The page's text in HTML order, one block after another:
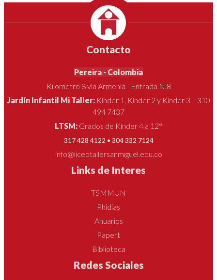
Contacto
Pereira - Colombia
Kilómetro 8 vía Armenia - Entrada N.8
Jardín Infantil Mi Taller: Kínder 1, Kínder 2 y Kínder 3 - 310
494 7437
LTSM: Grados de Kínder 4 a 12°
317 428 4122 • 304 332 7124
info@liceotallersanmiguel.edu.co
Links de Interes
TSMMUN
Phidias
Anuarios
Papert
Biblioteca
Redes Sociales